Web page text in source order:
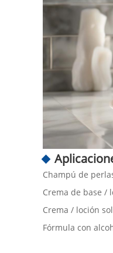
Champú de
Crema de base /
Crema / loción
Fórmula con